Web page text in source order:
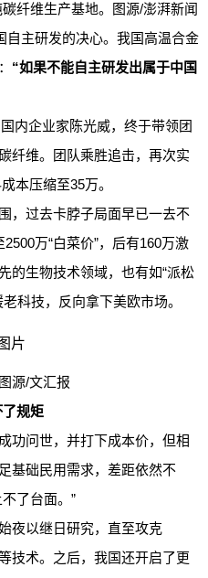
纤维生产基地。图源/澎湃新闻
自主研发的决心。我国高温合金
“如果不能自主研发出属于中国
内企业家陈光威，终于带领团
纤维。团队乘胜追击，再次实
本压缩至35万。
，过去卡脖子局面早已一去不
2500万“白菜价”，后有160万激
的生物技术领域，也有如“派松
科技，反向拿下美欧市场。
源/文汇报
规矩
功问世，并打下成本价，但相
基础民用需求，差距依然不
了台面。 ”
夜以继日研究，直至攻克
技术。之后，我国还开启了更